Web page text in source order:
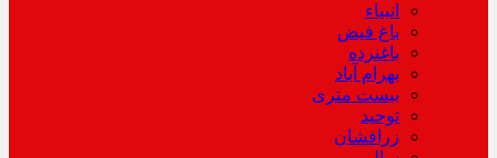
انبیاء
باغ فیض
باغنرده
بهرام آباد
بیست متری
توحید
زرافشان